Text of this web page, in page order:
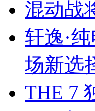
混动战
轩逸·
场新选
THE 7